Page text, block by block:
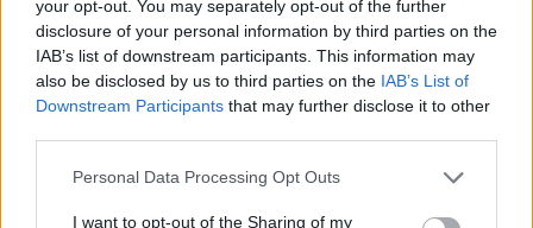
your opt-out. You may separately opt-out of the further
disclosure of your personal information by third parties on the
IAB’s list of downstream participants. This information may
also be disclosed by us to third parties on the IAB’s List of
Downstream Participants that may further disclose it to other
Personal Data Processing Opt Outs
I want to opt-out of the Sharing of my
splní.
Jakub Kašpar: Novinářská povinnost, občanský pud
sebezáchovy
Nebývale silná vlna národní soudržnosti, loajality k establishmentu
a k české policii a zároveň také nebývalá vlna xenofobie a volání po
přísnější vládě pevné (Grossovy?) ruky se zvedla v minulých